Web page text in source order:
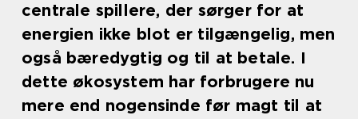
centrale spillere, der sørger for at
energien ikke blot er tilgængelig, men
også bæredygtig og til at betale. I
dette økosystem har forbrugere nu
mere end nogensinde før magt til at